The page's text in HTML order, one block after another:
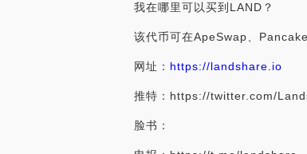
我在哪里可以买到LAND？
该代币可在ApeSwap、
网址： https://landshare.io
推特：https://twitter.com/
脸书：